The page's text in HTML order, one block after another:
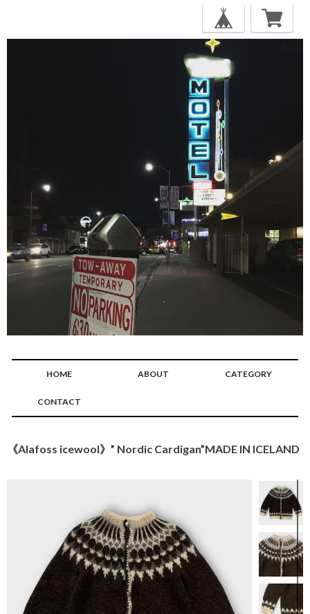
HOME ABOUT CATEGORY
CONTACT
《Alafoss icewool》” Nordic Cardigan”MADE IN ICELAND